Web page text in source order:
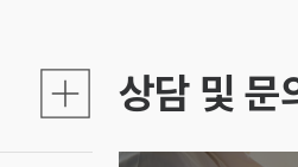
상담 및 문